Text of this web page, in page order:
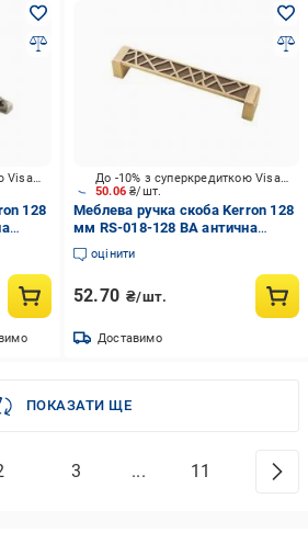
До -10% з суперкредиткою Visa Вигода
128
50.06₴/шт.
До -10% з суперкредиткою Visa Вигода
Меблева ручка скоба Kerron 128
мм RS-018-128 BA антична
бронза
оцінити
52.70 ₴/шт.
Доставимо
ПОКАЗАТИ ЩЕ
3 ... 11